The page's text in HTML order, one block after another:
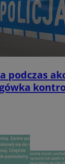
podczas